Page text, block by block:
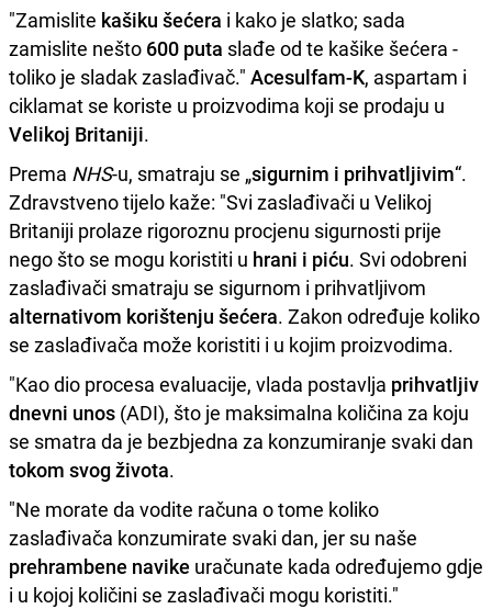
"Zamislite kašiku šećera i kako je slatko; sada
zamislite nešto 600 puta slađe od te kašike šećera -
toliko je sladak zaslađivač." Acesulfam-K, aspartam i
ciklamat se koriste u proizvodima koji se prodaju u
Velikoj Britaniji.
Prema NHS-u, smatraju se „sigurnim i prihvatljivim“.
Zdravstveno tijelo kaže: "Svi zaslađivači u Velikoj
Britaniji prolaze rigoroznu procjenu sigurnosti prije
nego što se mogu koristiti u hrani i piću. Svi odobreni
zaslađivači smatraju se sigurnom i prihvatljivom
alternativom korištenju šećera. Zakon određuje koliko
se zaslađivača može koristiti i u kojim proizvodima.
"Kao dio procesa evaluacije, vlada postavlja prihvatljiv
dnevni unos (ADI), što je maksimalna količina za koju
se smatra da je bezbjedna za konzumiranje svaki dan
tokom svog života.
"Ne morate da vodite računa o tome koliko
zaslađivača konzumirate svaki dan, jer su naše
prehrambene navike uračunate kada određujemo gdje
i u kojoj količini se zaslađivači mogu koristiti."